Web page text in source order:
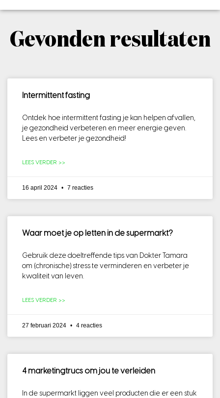
Gevonden resultaten
Intermittent fasting
Ontdek hoe intermittent fasting je kan helpen afvallen,
je gezondheid verbeteren en meer energie geven.
Lees en verbeter je gezondheid!
LEES VERDER >>
16 april 2024 7 reacties
Waar moet je op letten in de supermarkt?
Gebruik deze doeltreffende tips van Dokter Tamara
om (chronische) stress te verminderen en verbeter je
kwaliteit van leven.
LEES VERDER >>
27 februari 2024 4 reacties
4 marketingtrucs om jou te verleiden
In de supermarkt liggen veel producten die er een stuk